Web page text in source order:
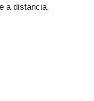
a distancia.